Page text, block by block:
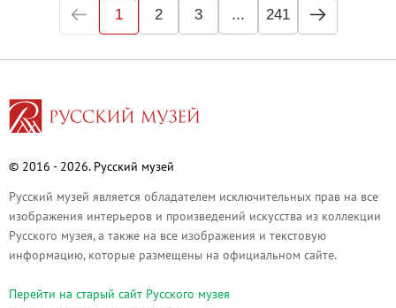
1 2 3 ... 241
© 2016 - 2026. Русский музей
Русский музей является обладателем исключительных прав на все
изображения интерьеров и произведений искусства из коллекции
Русского музея, а также на все изображения и текстовую
информацию, которые размещены на официальном сайте.
Перейти на cтарый сайт Русского музея